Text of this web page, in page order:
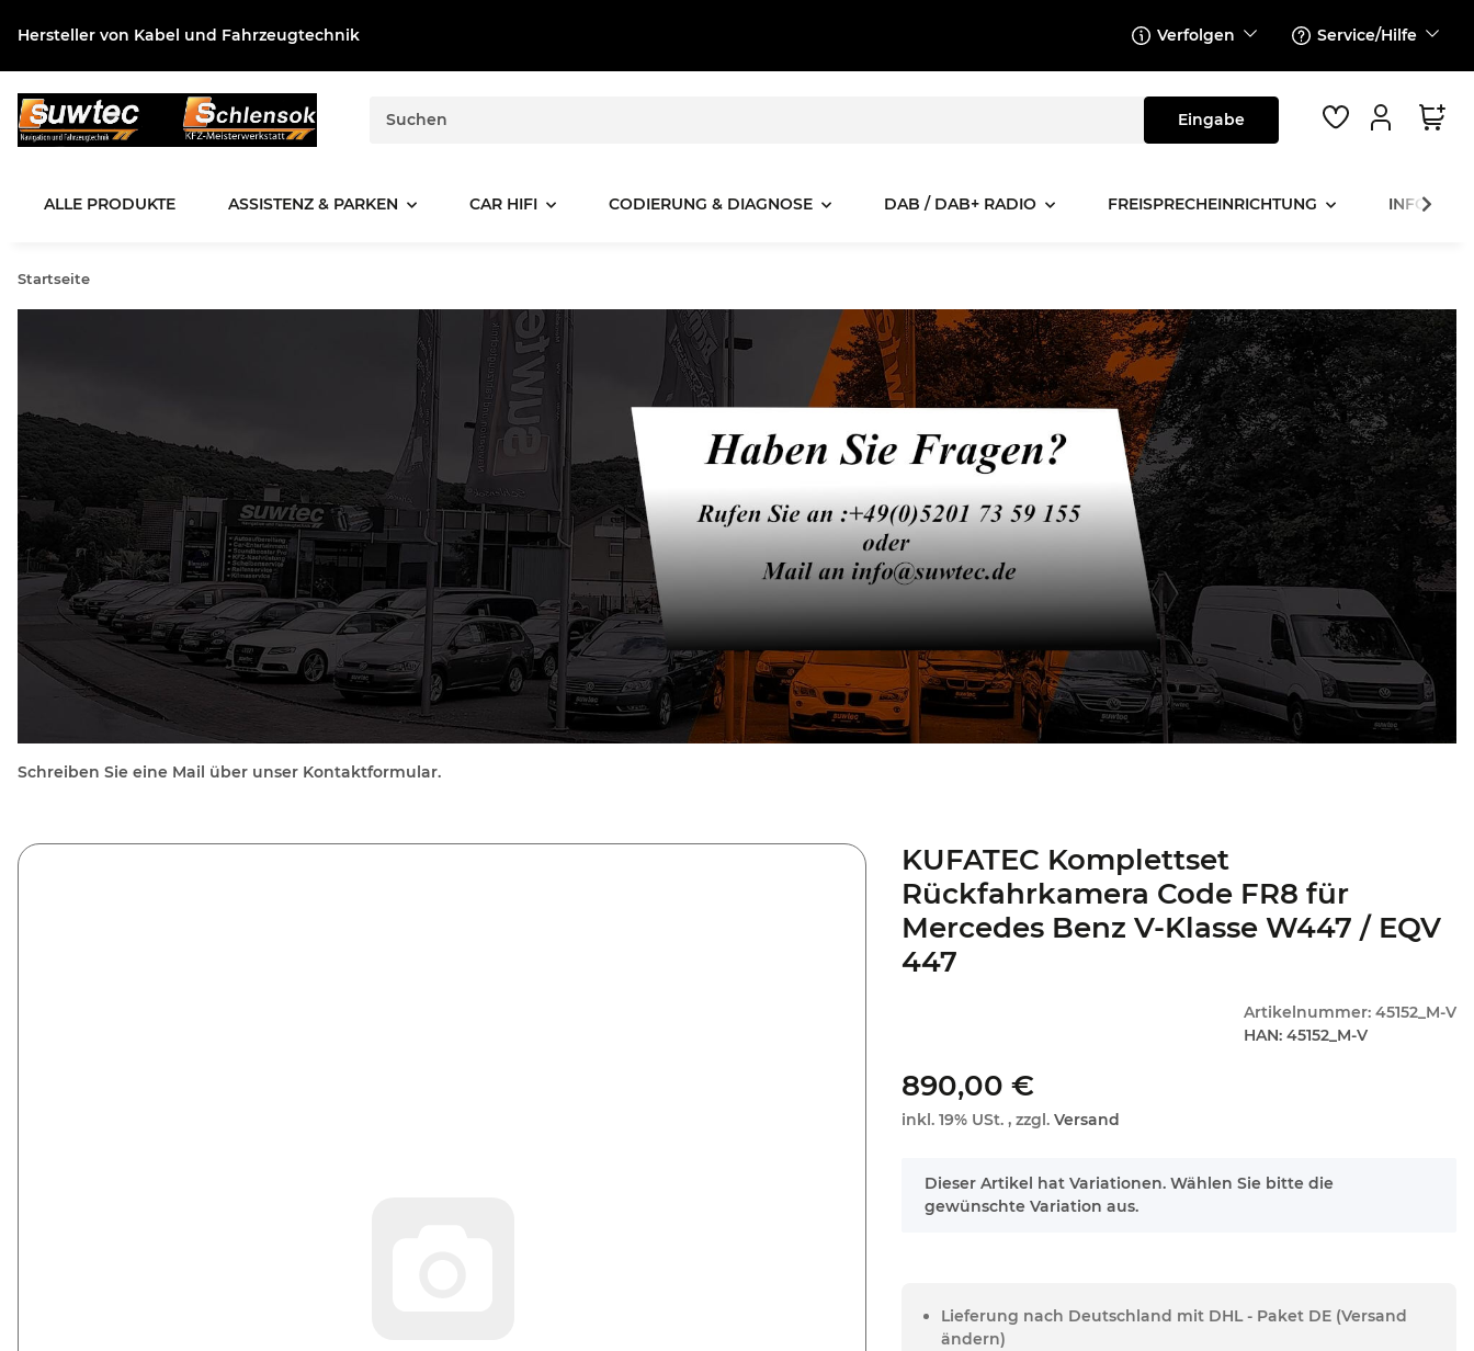
Hersteller von Kabel und Fahrzeugtechnik Verfolgen Service/Hilfe
ALLE PRODUKTE ASSISTENZ & PARKEN CAR HIFI CODIERUNG & DIAGNOSE DAB / DAB+ RADIO FREISPRECHEINRICHTUNG
Startseite
Schreiben Sie eine Mail über unser Kontaktformular.
KUFATEC Komplettset
Rückfahrkamera Code FR8 für
Mercedes Benz V-Klasse W447 / EQV
447
Artikelnummer: 45152_M-V
HAN: 45152_M-V
890,00 €
inkl. 19% USt. , zzgl.Versand
x
Dieser Artikel hat Variationen. Wählen Sie bitte die
gewünschte Variation aus.
Lieferung nach Deutschland mit DHL - Paket DE (Versand
ändern)